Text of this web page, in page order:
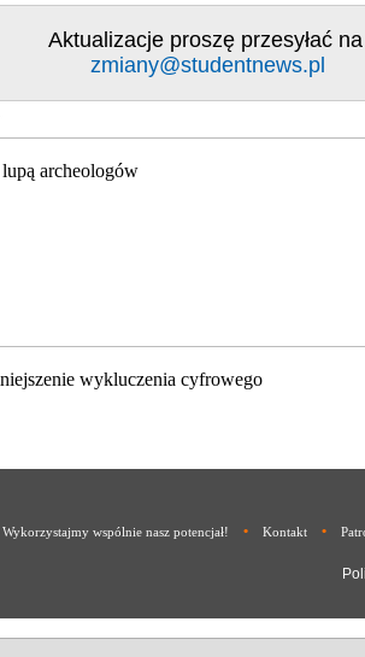
Aktualizacje proszę przesyłać na
zmiany@studentnews.pl
archeologów
wykluczenia cyfrowego
wspólnie nasz potencjał! • Kontakt •